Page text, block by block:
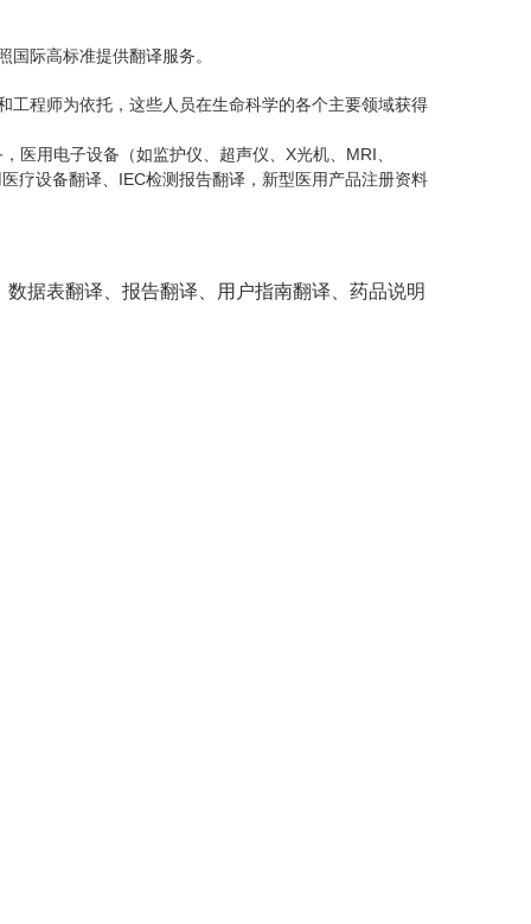
国际高标准提供翻译服务。
工程师为依托，这些人员在生命科学的各个主要领域获得
医用电子设备（如监护仪、超声仪、 X光机、 MRI、
疗设备翻译、 IEC检测报告翻译，新型医用产品注册资料
据表翻译、报告翻译、用户指南翻译、药品说明